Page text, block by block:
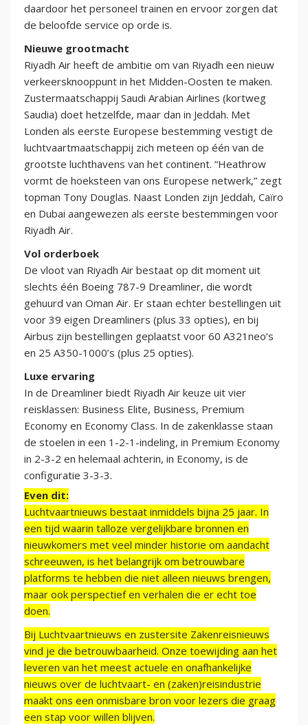
daardoor het personeel trainen en ervoor zorgen dat
de beloofde service op orde is.
Nieuwe grootmacht
Riyadh Air heeft de ambitie om van Riyadh een nieuw
verkeersknooppunt in het Midden-Oosten te maken.
Zustermaatschappij Saudi Arabian Airlines (kortweg
Saudia) doet hetzelfde, maar dan in Jeddah. Met
Londen als eerste Europese bestemming vestigt de
luchtvaartmaatschappij zich meteen op één van de
grootste luchthavens van het continent. “Heathrow
vormt de hoeksteen van ons Europese netwerk,” zegt
topman Tony Douglas. Naast Londen zijn Jeddah, Caïro
en Dubai aangewezen als eerste bestemmingen voor
Riyadh Air.
Vol orderboek
De vloot van Riyadh Air bestaat op dit moment uit
slechts één Boeing 787-9 Dreamliner, die wordt
gehuurd van Oman Air. Er staan echter bestellingen uit
voor 39 eigen Dreamliners (plus 33 opties), en bij
Airbus zijn bestellingen geplaatst voor 60 A321neo’s
en 25 A350-1000’s (plus 25 opties).
Luxe ervaring
In de Dreamliner biedt Riyadh Air keuze uit vier
reisklassen: Business Elite, Business, Premium
Economy en Economy Class. In de zakenklasse staan
de stoelen in een 1-2-1-indeling, in Premium Economy
in 2-3-2 en helemaal achterin, in Economy, is de
configuratie 3-3-3.
Even dit:
Luchtvaartnieuws bestaat inmiddels bijna 25 jaar. In
een tijd waarin talloze vergelijkbare bronnen en
nieuwkomers met veel minder historie om aandacht
schreeuwen, is het belangrijk om betrouwbare
platforms te hebben die niet alleen nieuws brengen,
maar ook perspectief en verhalen die er echt toe
doen.
Bij Luchtvaartnieuws en zustersite Zakenreisnieuws
vind je die betrouwbaarheid. Onze toewijding aan het
leveren van het meest actuele en onafhankelijke
nieuws over de luchtvaart- en (zaken)reisindustrie
maakt ons een onmisbare bron voor lezers die graag
een stap voor willen blijven.